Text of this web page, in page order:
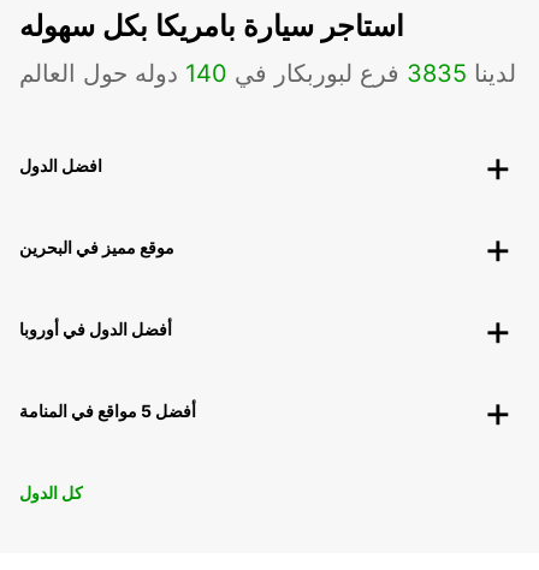
استاجر سيارة بامريكا بكل سهوله
لدينا 3835 فرع لبوربكار في 140 دوله حول العالم
افضل الدول
موقع مميز في البحرين
أفضل الدول في أوروبا
أفضل 5 مواقع في المنامة
كل الدول